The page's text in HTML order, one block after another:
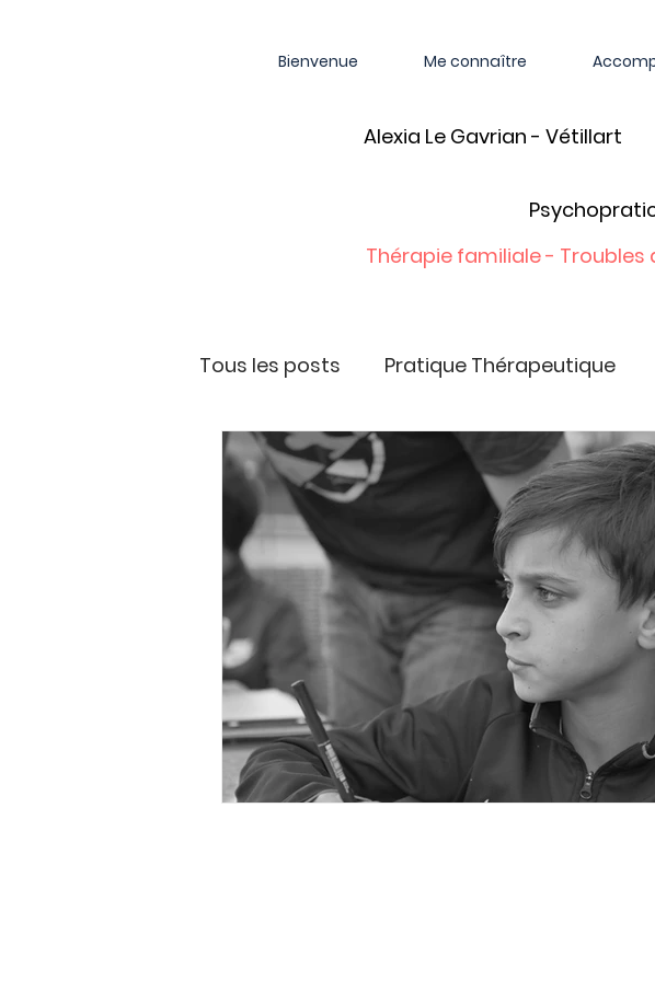
Bienvenue Me connaître
Alexia Le Gavrian - Vétillart
Thérapie familiale -
Tous les posts Pratique Thérapeutique
Ateliers et Conférences Souffrances
Santé mentale Coaching Parental
Conférence Actualités